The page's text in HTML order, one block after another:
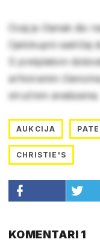
Ovaj je članak dio
Cjelokupni sadržaj
S pretplatom
arhiviranim
stručnim analizama.
AUKCIJA
CHRISTIE'S
KOMENTARI 1